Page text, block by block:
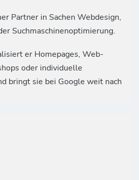
Partner in Sachen Webdesign,
Suchmaschinenoptimierung.
er Homepages, Web-
oder individuelle
bringt sie bei Google weit nach